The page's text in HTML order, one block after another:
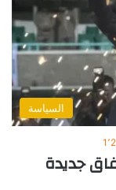
السياسة
جديدة